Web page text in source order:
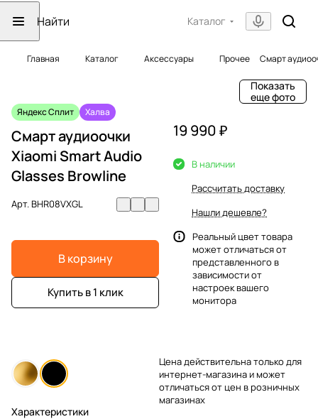
Каталог
Главная Каталог Аксессуары Прочее Смарт
Показать
еще фото
Яндекс Сплит Халва
Смарт аудиоочки
Xiaomi Smart Audio
Glasses Browline
Арт.BHR08VXGL
В корзину
Купить в 1 клик
Характеристики
19 990 ₽
В наличии
Рассчитать доставку
Нашли дешевле?
Реальный цвет товара
может отличаться от
представленного в
зависимости от
настроек вашего
монитора
Цена действительна только для
интернет-магазина и может
отличаться от цен в розничных
магазинах